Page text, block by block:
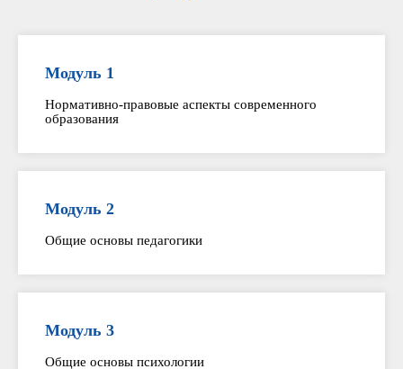
Модуль 1
Нормативно-правовые аспекты современного
образования
Модуль 2
Общие основы педагогики
Модуль 3
Общие основы психологии